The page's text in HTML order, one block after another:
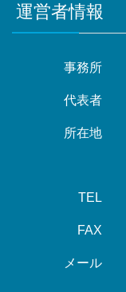
運営者情報
事務所
代表者
所在地
TEL
FAX
メール